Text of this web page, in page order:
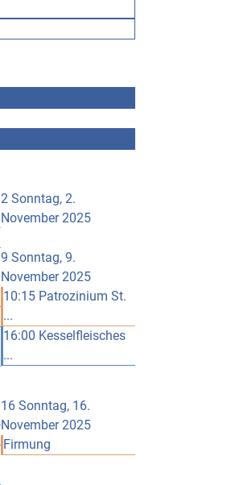
2 Sonntag, 2.
November 2025
9 Sonntag, 9.
November 2025
10:15 Patrozinium St.
...
16:00 Kesselfleisches
...
16 Sonntag, 16.
November 2025
Firmung